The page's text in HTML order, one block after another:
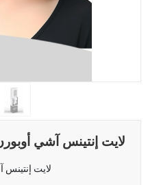
8.11 لايت إنتينس آشي أوبورن
8.11 لايت